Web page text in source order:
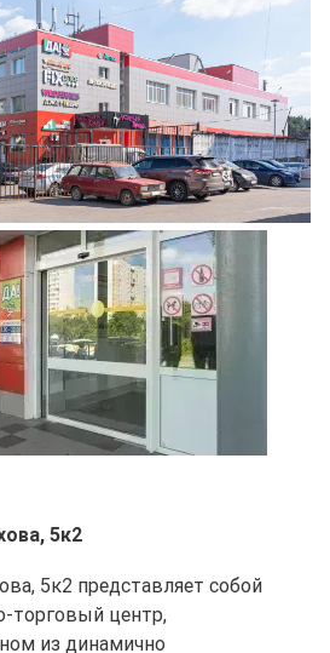
5к2
5к2 представляет собой
торговый центр,
из динамично